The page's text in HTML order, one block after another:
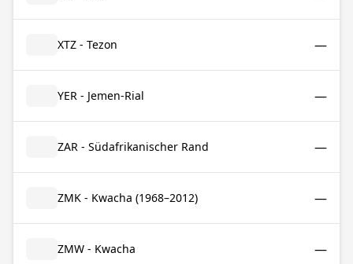
XTZ - Tezon —
YER - Jemen-Rial —
ZAR - Südafrikanischer Rand —
ZMK - Kwacha (1968–2012) —
ZMW - Kwacha —